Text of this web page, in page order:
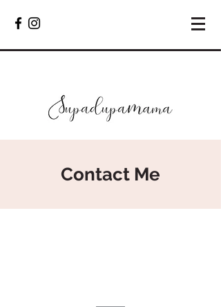
Contact Me